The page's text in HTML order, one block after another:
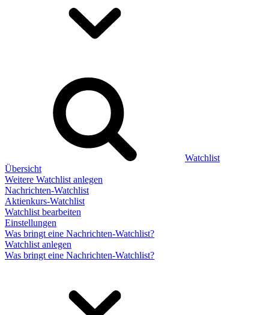
Watchlist
Übersicht
Weitere Watchlist anlegen
Nachrichten-Watchlist
Aktienkurs-Watchlist
Watchlist bearbeiten
Einstellungen
Was bringt eine Nachrichten-Watchlist?
Watchlist anlegen
Was bringt eine Nachrichten-Watchlist?